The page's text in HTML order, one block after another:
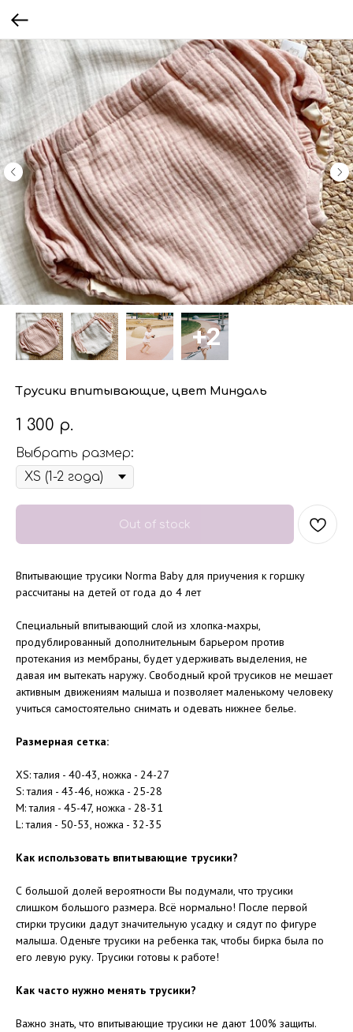
Трусики впитывающие, цвет Миндаль
1 300 р.
Выбрать размер:
Out of stock
Впитывающие трусики Norma Baby для приучения к горшку
рассчитаны на детей от года до 4 лет
Специальный впитывающий слой из хлопка-махры,
продублированный дополнительным барьером против
протекания из мембраны, будет удерживать выделения, не
давая им вытекать наружу. Свободный крой трусиков не мешает
активным движениям малыша и позволяет маленькому человеку
учиться самостоятельно снимать и одевать нижнее белье.
Размерная сетка:
XS: талия - 40-43, ножка - 24-27
S: талия - 43-46, ножка - 25-28
M: талия - 45-47, ножка - 28-31
L: талия - 50-53, ножка - 32-35
Как использовать впитывающие трусики?
С большой долей вероятности Вы подумали, что трусики
слишком большого размера. Всё нормально! После первой
стирки трусики дадут значительную усадку и сядут по фигуре
малыша. Оденьте трусики на ребенка так, чтобы бирка была по
его левую руку. Трусики готовы к работе!
Как часто нужно менять трусики?
Важно знать, что впитывающие трусики не дают 100% защиты.